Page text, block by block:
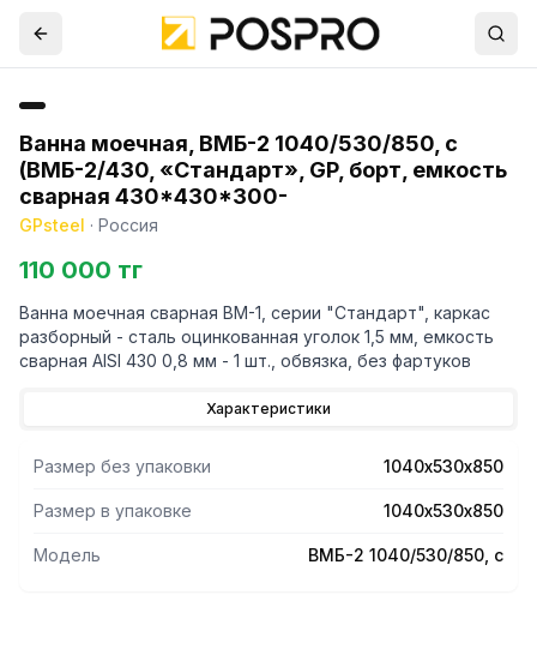
Ванна моечная, ВМБ-2 1040/530/850, с
(ВМБ-2/430, «Стандарт», GP, борт, емкость
сварная 430*430*300-
GPsteel · Россия
110 000 тг
Ванна моечная сварная ВМ-1, серии "Стандарт", каркас
разборный - сталь оцинкованная уголок 1,5 мм, емкость
сварная AISI 430 0,8 мм - 1 шт., обвязка, без фартуков
Характеристики
Размер без упаковки 1040х530х850
Размер в упаковке 1040х530х850
Модель ВМБ-2 1040/530/850, с